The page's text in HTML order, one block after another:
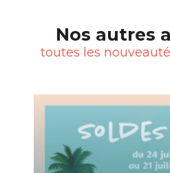
Nos autres
toutes les